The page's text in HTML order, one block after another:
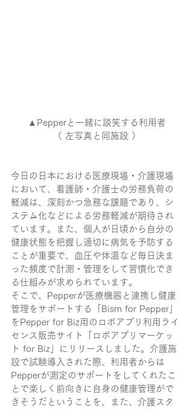
▲Pepperと一緒に談笑する利用者
（ 左写真と同施設 ）
今日の日本における医療現場・介護現場
において、看護師・介護士の労務負荷の
軽減は、深刻かつ急務な課題であり、シ
ステム化などによる労務軽減が期待され
ています。また、個人が日頃から自分の
健康状態を把握し適切に病気を予防する
ことが重要で、血圧や体温など毎日決ま
った頻度で計測・管理をして習慣化でき
る仕組みが求められています。
そこで、Pepperが医療機器と連携し健康
管理をサポートする「Bism for Pepper」
をPepper for Biz用のロボアプリ利用ライ
センス販売サイト「ロボアプリマーケッ
ト for Biz」にリリースしました。介護施
設で試験導入された際、利用者からは
Pepperが測定のサポートをしてくれたこ
とで楽しく前向きに自身の健康管理がで
きそうだということを、また、介護スタ